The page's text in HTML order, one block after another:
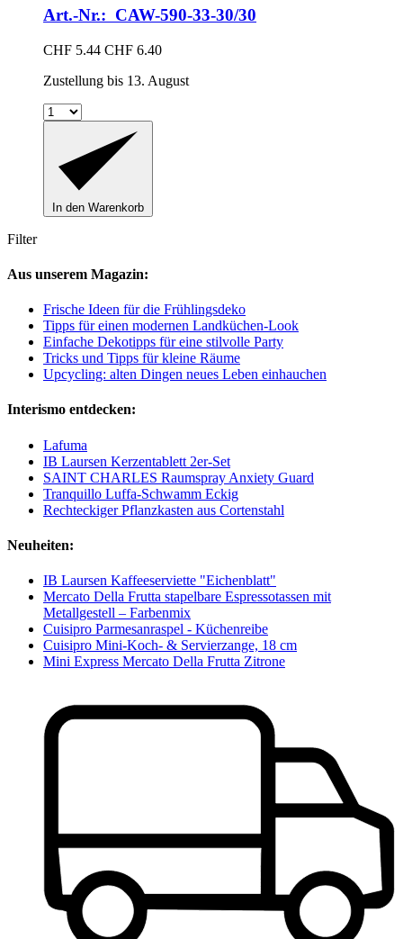
Art.-Nr.: CAW-590-33-30/30
CHF 5.44 CHF 6.40
Zustellung bis 13. August
In den Warenkorb
Filter
Aus unserem Magazin:
Frische Ideen für die Frühlingsdeko
Tipps für einen modernen Landküchen-Look
Einfache Dekotipps für eine stilvolle Party
Tricks und Tipps für kleine Räume
Upcycling: alten Dingen neues Leben einhauchen
Interismo entdecken:
Lafuma
IB Laursen Kerzentablett 2er-Set
SAINT CHARLES Raumspray Anxiety Guard
Tranquillo Luffa-Schwamm Eckig
Rechteckiger Pflanzkasten aus Cortenstahl
Neuheiten:
IB Laursen Kaffeeserviette "Eichenblatt"
Mercato Della Frutta stapelbare Espressotassen mit
Metallgestell – Farbenmix
Cuisipro Parmesanraspel - Küchenreibe
Cuisipro Mini-Koch- & Servierzange, 18 cm
Mini Express Mercato Della Frutta Zitrone